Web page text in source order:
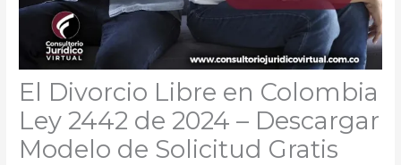
El Divorcio Libre en Colombia
Ley 2442 de 2024 – Descargar
Modelo de Solicitud Gratis